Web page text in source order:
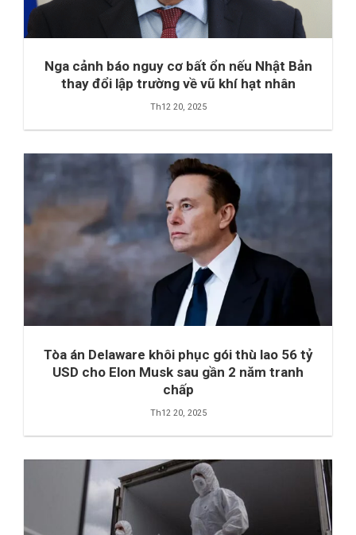
Nga cảnh báo nguy cơ bất ổn nếu Nhật Bản
thay đổi lập trường về vũ khí hạt nhân
Th12 20, 2025
Tòa án Delaware khôi phục gói thù lao 56 tỷ
USD cho Elon Musk sau gần 2 năm tranh
chấp
Th12 20, 2025